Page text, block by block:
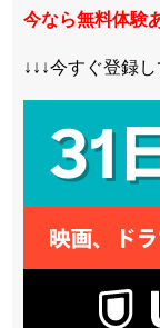
今なら無料体験
↓↓↓今すぐ登録